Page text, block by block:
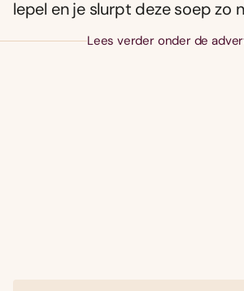
lepel en je slurpt deze soep zo
Lees verder onder de